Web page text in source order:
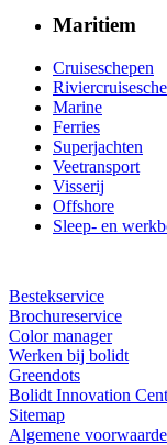
Maritiem
Cruiseschepen
Marine
Ferries
Superjachten
Veetransport
Visserij
Offshore
Sleep- en
Bestekservice
Brochureservice
Color manager
Werken bij bolidt
Greendots
Bolidt Innovation
Sitemap
Algemene